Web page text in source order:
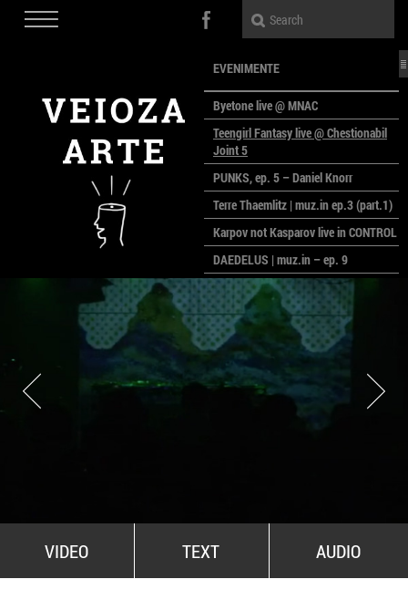
EVENIMENTE
Byetone live @ MNAC
Teengirl Fantasy live @ Chestionabil
Joint 5
PUNKS, ep. 5 – Daniel Knorr
Terre Thaemlitz | muz.in ep.3 (part.1)
Karpov not Kasparov live in CONTROL
DAEDELUS | muz.in – ep. 9
LALELE, LALELE – prima premieră a
anului la MACAZ
CinePOLSKA – filme poloneze la
București
PEOPLE OF ROMANIA se lansează la
galeria Simeza
All Stars For Outernational
VIDEO TEXT AUDIO